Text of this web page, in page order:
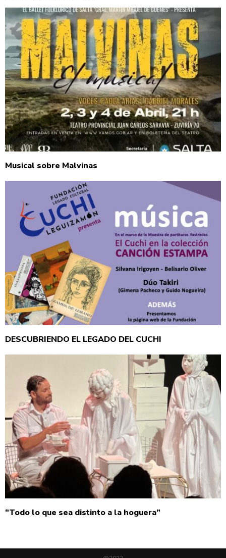
Musical sobre Malvinas
DESCUBRIENDO EL LEGADO DEL CUCHI
“Todo lo que sea distinto a la hoguera”